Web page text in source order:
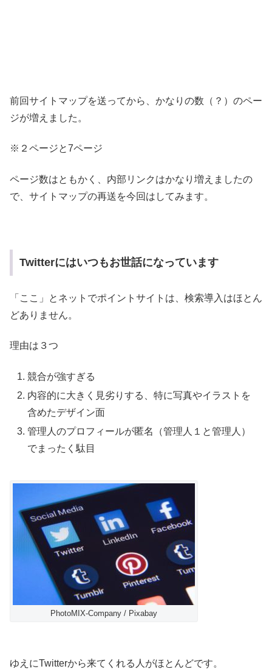
前回サイトマップを送ってから、かなりの数（？）のペー
ジが増えました。
※２ページと7ページ
ページ数はともかく、内部リンクはかなり増えましたの
で、サイトマップの再送を今回はしてみます。
Twitterにはいつもお世話になっています
「ここ」とネットでポイントサイトは、検索導入はほとん
どありません。
理由は３つ
競合が強すぎる
内容的に大きく見劣りする、特に写真やイラストを
含めたデザイン面
管理人のプロフィールが匿名（管理人１と管理人）
でまったく駄目
PhotoMIX-Company / Pixabay
ゆえにTwitterから来てくれる人がほとんどです。